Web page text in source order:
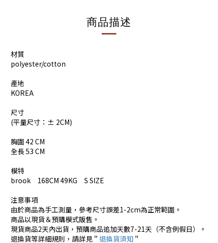
商品描述
材質
polyester/cotton
產地
KOREA
尺寸
(平量尺寸：± 2CM)
胸圍 42 CM
全長 53 CM
模特
brook 168CM 49KG S SIZE
注意事項
由於商品為手工測量，參考尺寸誤差1-2cm為正常範圍。
商品以現貨＆預購模式販售。
現貨商品2天內出貨，預購商品追加天數7-21天（不含例假日）。
退換貨等詳細規則，請詳見＂ 退換貨須知 ＂